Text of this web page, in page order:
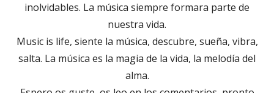
inolvidables. La música siempre formara parte de
nuestra vida.
Music is life, siente la música, descubre, sueña, vibra,
salta. La música es la magia de la vida, la melodía del
alma.